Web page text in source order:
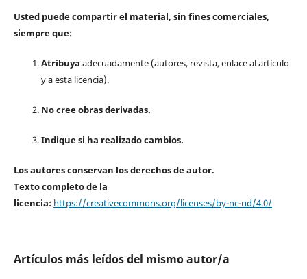
Usted puede compartir el material, sin fines comerciales,
siempre que:
Atribuya adecuadamente (autores, revista, enlace al artículo
y a esta licencia).
No cree obras derivadas.
Indique si ha realizado cambios.
Los autores conservan los derechos de autor.
Texto completo de la
licencia: https://creativecommons.org/licenses/by-nc-nd/4.0/
Artículos más leídos del mismo autor/a